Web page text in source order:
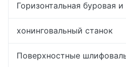
Горизонтальная буровая
хонинговальный станок
Поверхностные